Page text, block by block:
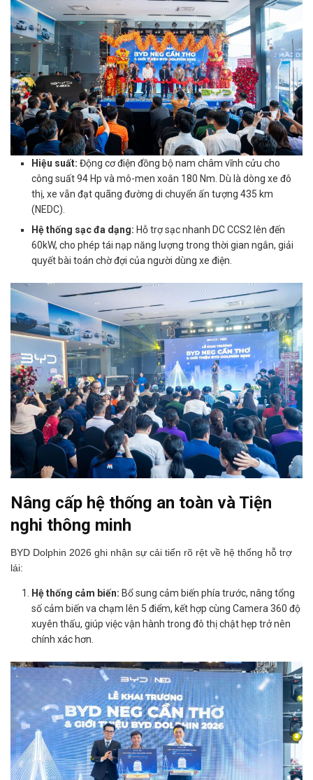
Hiệu suất: Động cơ điện đồng bộ nam châm vĩnh cửu cho
công suất 94 Hp và mô-men xoắn 180 Nm. Dù là dòng xe đô
thị, xe vẫn đạt quãng đường di chuyển ấn tượng 435 km
(NEDC).
Hệ thống sạc đa dạng: Hỗ trợ sạc nhanh DC CCS2 lên đến
60kW, cho phép tái nạp năng lượng trong thời gian ngắn, giải
quyết bài toán chờ đợi của người dùng xe điện.
Nâng cấp hệ thống an toàn và Tiện
nghi thông minh
BYD Dolphin 2026 ghi nhận sự cải tiến rõ rệt về hệ thống hỗ trợ
lái:
Hệ thống cảm biến: Bổ sung cảm biến phía trước, nâng tổng
số cảm biến va chạm lên 5 điểm, kết hợp cùng Camera 360 độ
xuyên thấu, giúp việc vận hành trong đô thị chật hẹp trở nên
chính xác hơn.